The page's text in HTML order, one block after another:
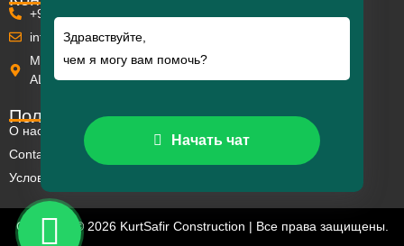
+90 242 511 53 53
info@kurtsafir.com
Mahmutlar Mh. Barbaros Cd. Euro Residence 5 No:30/C
ALANYA
Полезные ссылки
О нас
Contact
Условия и положения
Copyright © 2026 KurtSafir Construction | Все права защищены.
Здравствуйте,
чем я могу вам помочь?
Начать чат